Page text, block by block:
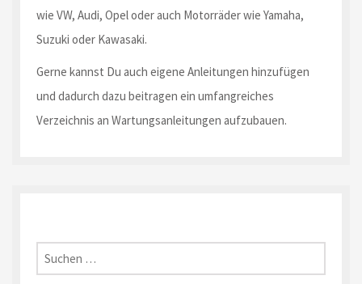
wie VW, Audi, Opel oder auch Motorräder wie Yamaha,
Suzuki oder Kawasaki.
Gerne kannst Du auch eigene Anleitungen hinzufügen
und dadurch dazu beitragen ein umfangreiches
Verzeichnis an Wartungsanleitungen aufzubauen.
Suche
nach: